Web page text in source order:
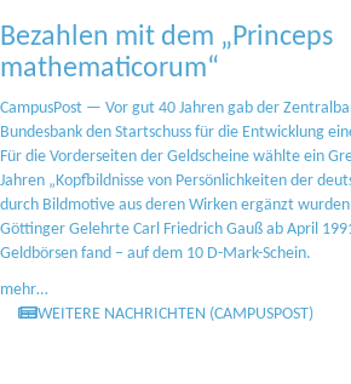
Bezahlen mit dem „Princeps
mathematicorum“
CampusPost — Vor gut 40 Jahren gab der
Bundesbank den Startschuss für die Entwicklung
Für die Vorderseiten der Geldscheine wählte ein
Jahren „Kopfbildnisse von Persönlichkeiten der
durch Bildmotive aus deren Wirken ergänzt
Göttinger Gelehrte Carl Friedrich Gauß ab April
Geldbörsen fand – auf dem 10 D-Mark-Schein.
mehr…
WEITERE NACHRICHTEN (CAMPUSPOST)